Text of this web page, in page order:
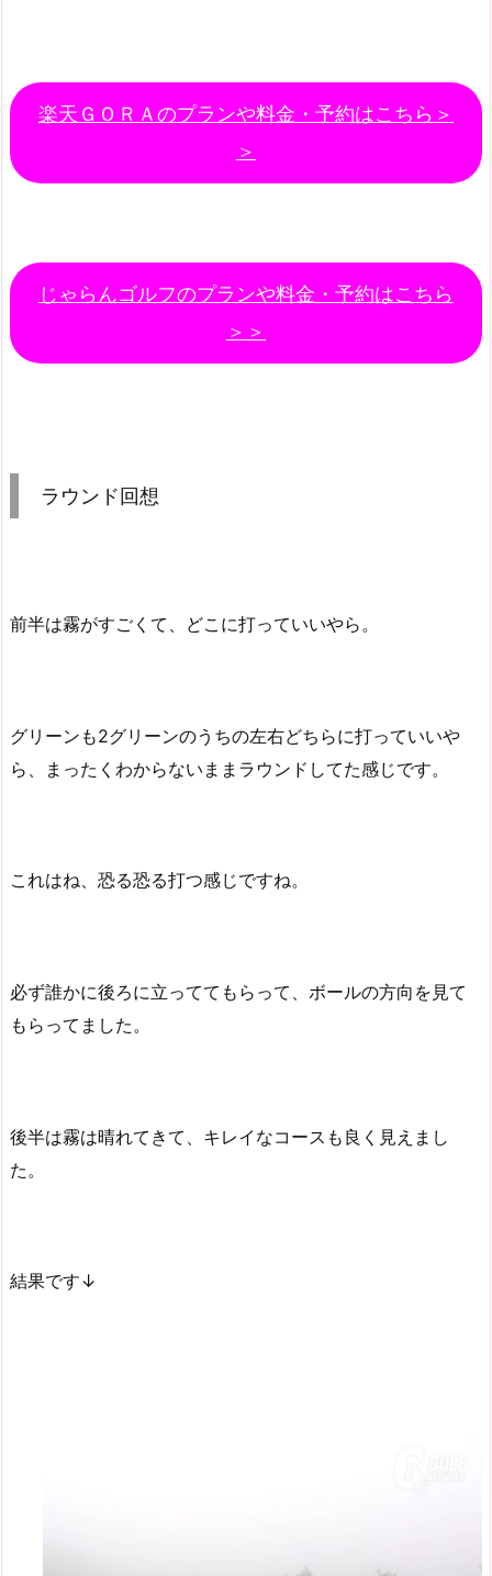
楽天ＧＯＲＡのプランや料金・予約はこちら＞
＞
じゃらんゴルフのプランや料金・予約はこちら
＞＞
ラウンド回想
前半は霧がすごくて、どこに打っていいやら。
グリーンも2グリーンのうちの左右どちらに打っていいや
ら、まったくわからないままラウンドしてた感じです。
これはね、恐る恐る打つ感じですね。
必ず誰かに後ろに立っててもらって、ボールの方向を見て
もらってました。
後半は霧は晴れてきて、キレイなコースも良く見えまし
た。
結果です↓